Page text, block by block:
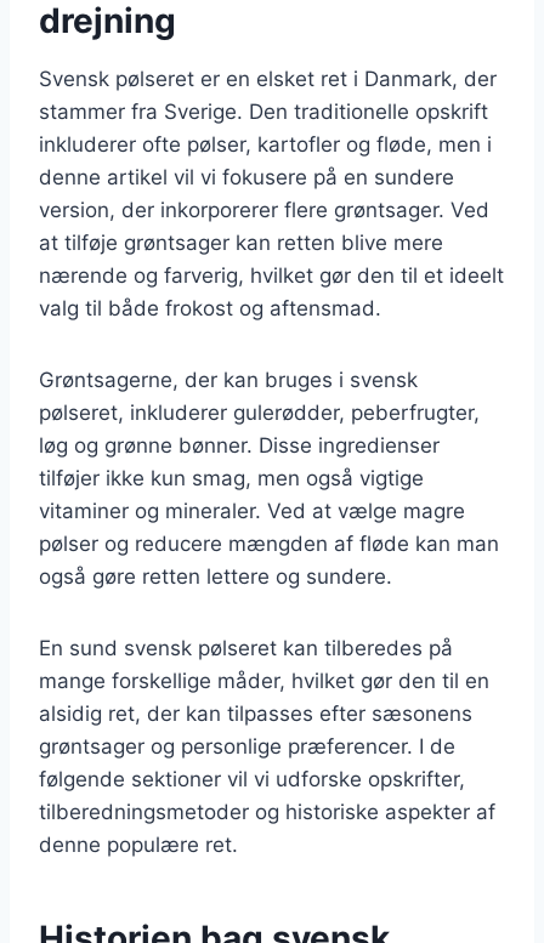
drejning
Svensk pølseret er en elsket ret i Danmark, der
stammer fra Sverige. Den traditionelle opskrift
inkluderer ofte pølser, kartofler og fløde, men i
denne artikel vil vi fokusere på en sundere
version, der inkorporerer flere grøntsager. Ved
at tilføje grøntsager kan retten blive mere
nærende og farverig, hvilket gør den til et ideelt
valg til både frokost og aftensmad.
Grøntsagerne, der kan bruges i svensk
pølseret, inkluderer gulerødder, peberfrugter,
løg og grønne bønner. Disse ingredienser
tilføjer ikke kun smag, men også vigtige
vitaminer og mineraler. Ved at vælge magre
pølser og reducere mængden af fløde kan man
også gøre retten lettere og sundere.
En sund svensk pølseret kan tilberedes på
mange forskellige måder, hvilket gør den til en
alsidig ret, der kan tilpasses efter sæsonens
grøntsager og personlige præferencer. I de
følgende sektioner vil vi udforske opskrifter,
tilberedningsmetoder og historiske aspekter af
denne populære ret.